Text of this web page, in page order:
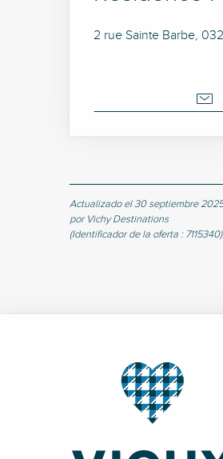
2 rue Sainte Barbe,
Actualizado el 30 septiembre
por Vichy Destinations
(Identificador de la oferta : 7115340)